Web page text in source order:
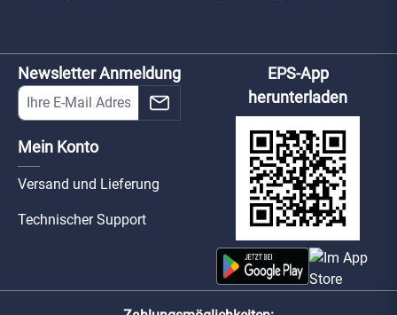
Newsletter Anmeldung
Mein Konto
Versand und Lieferung
Technischer Support
EPS-App
herunterladen